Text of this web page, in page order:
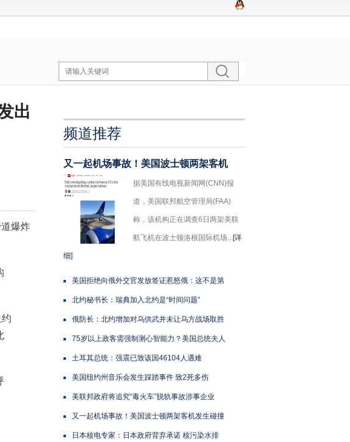
出
爆炸
频道推荐
又一起机场事故！美国波士顿两架客机
据美国有线电视新闻网(CNN)报
道，美国联邦航空管理局(FAA)
称，该机构正在调查6日两架美联
航飞机在波士顿洛根国际机场...[详
细]
美国拒绝向俄外交官发放签证惹怒俄：这不是第
北约秘书长：瑞典加入北约是“时间问题”
俄防长：北约增加对乌供武并未让乌方战场取胜
75岁以上政客需强制测心智能力？美国总统夫人
土耳其总统：强震已致该国46104人遇难
美国纽约州音乐会发生踩踏事件 致2死多伤
美联邦政府将追究“毒火车”脱轨事故涉事企业
又一起机场事故！美国波士顿两架客机发生碰撞
日本核电专家：日本政府背弃承诺 核污染水排